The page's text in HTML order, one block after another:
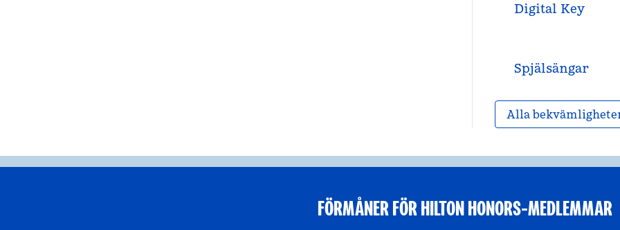
Digital Key
Spjälsängar
Alla
FÖRMÅNER FÖR HILTON HONORS-MEDLEMMAR